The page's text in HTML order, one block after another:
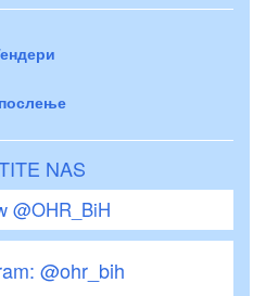
NAS
@OHR_BiH
@ohr_bih